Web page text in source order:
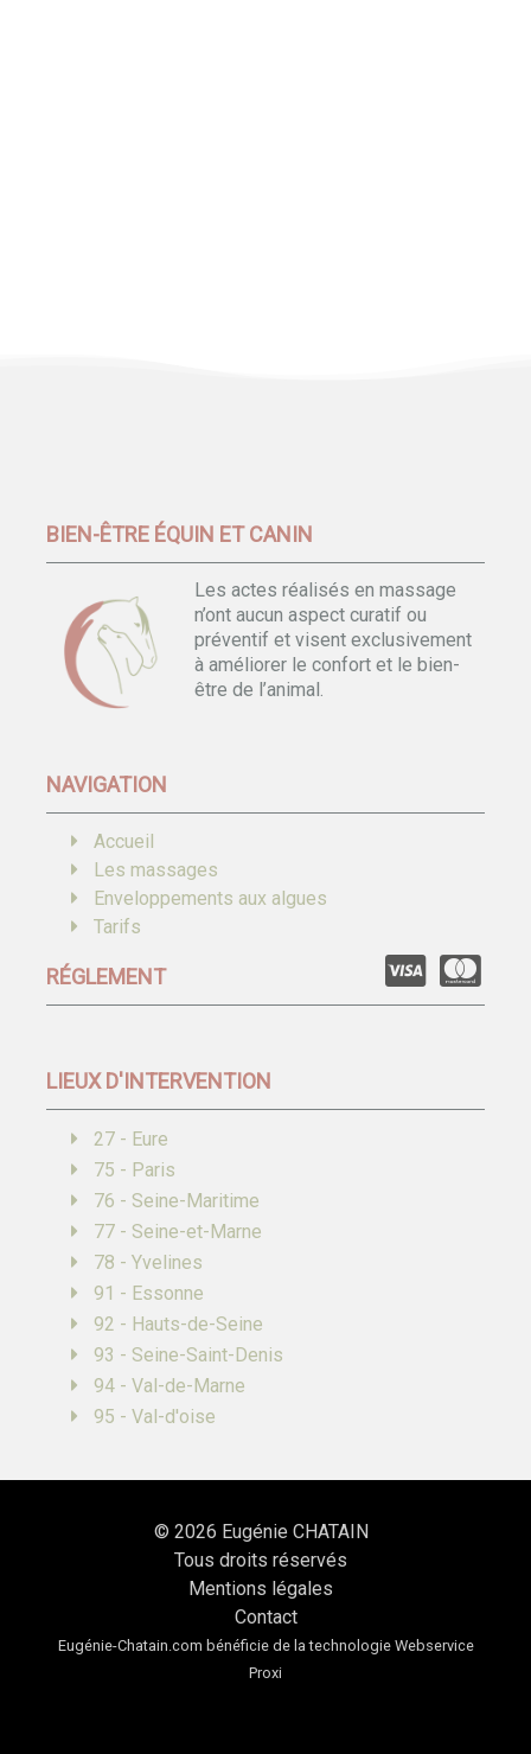
BIEN-ÊTRE ÉQUIN ET CANIN
Les actes réalisés en massage
n’ont aucun aspect curatif ou
préventif et visent exclusivement
à améliorer le confort et le bien-
être de l’animal.
NAVIGATION
Accueil
Les massages
Enveloppements aux algues
Tarifs
RÉGLEMENT
LIEUX D'INTERVENTION
27 - Eure
75 - Paris
76 - Seine-Maritime
77 - Seine-et-Marne
78 - Yvelines
91 - Essonne
92 - Hauts-de-Seine
93 - Seine-Saint-Denis
94 - Val-de-Marne
95 - Val-d'oise
© 2026 Eugénie CHATAIN
Tous droits réservés
Mentions légales
Contact
Eugénie-Chatain.com bénéficie de la technologie Webservice
Proxi